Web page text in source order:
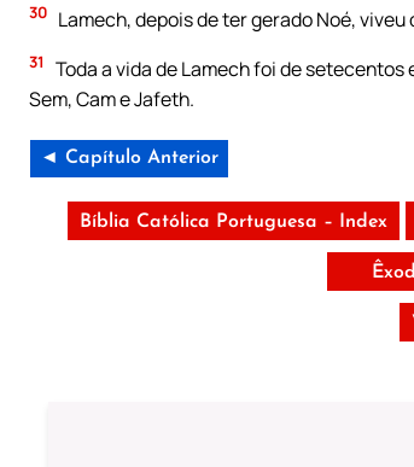
30 Lamech, depois de ter gerado Noé,
31
Toda a vida de Lamech foi de
Sem, Cam e Jafeth.
◄ Capítulo Anterior
Bíblia Católica Portuguesa – Index